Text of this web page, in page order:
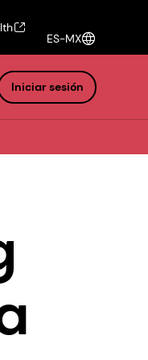
ES-MX
Iniciar sesión